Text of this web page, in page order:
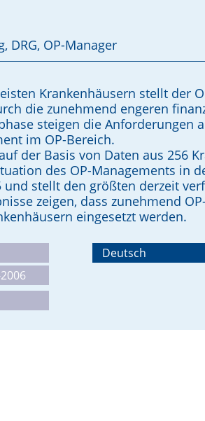
DRG, OP-Manager
Krankenhäusern stellt der
die zunehmend engeren
steigen die Anforderungen
im OP-Bereich.
der Basis von Daten aus 256
des OP-Managements in
und stellt den größten derzeit
zeigen, dass zunehmend
eingesetzt werden.
Deutsch